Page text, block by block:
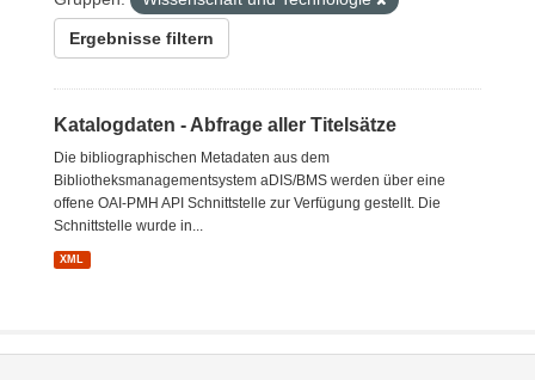
Ergebnisse filtern
Katalogdaten - Abfrage aller Titelsätze
Die bibliographischen Metadaten aus dem
Bibliotheksmanagementsystem aDIS/BMS werden über eine
offene OAI-PMH API Schnittstelle zur Verfügung gestellt. Die
Schnittstelle wurde in...
XML